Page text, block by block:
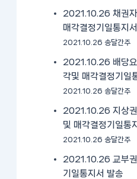
2021.10.26 채권
매각결정기일통지
2021.10.26 송달간주
2021.10.26 배당
각및 매각결정기일
2021.10.26 송달간주
2021.10.26 지상
및 매각결정기일통
2021.10.26 송달간주
2021.10.26 교부
기일통지서 발송